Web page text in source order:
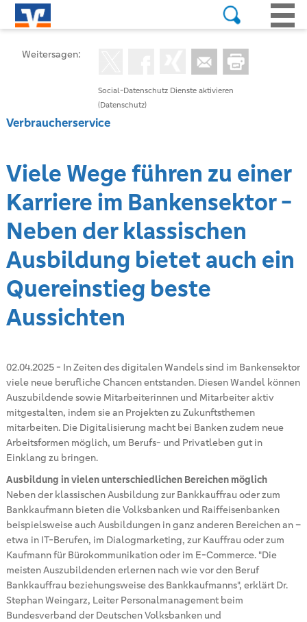
Social-Datenschutz Dienste aktivieren
(Datenschutz)
Weitersagen:
Verbraucherservice
Viele Wege führen zu einer
Karriere im Bankensektor -
Neben der klassischen
Ausbildung bietet auch ein
Quereinstieg beste
Aussichten
02.04.2025- In Zeiten des digitalen Wandels sind im Bankensektor
viele neue berufliche Chancen entstanden. Diesen Wandel können
Auszubildende sowie Mitarbeiterinnen und Mitarbeiter aktiv
mitgestalten, indem sie an Projekten zu Zukunftsthemen
mitarbeiten. Die Digitalisierung macht bei Banken zudem neue
Arbeitsformen möglich, um Berufs- und Privatleben gut in
Einklang zu bringen.
Ausbildung in vielen unterschiedlichen Bereichen möglich
Neben der klassischen Ausbildung zur Bankkauffrau oder zum
Bankkaufmann bieten die Volksbanken und Raiffeisenbanken
beispielsweise auch Ausbildungen in ganz anderen Bereichen an –
etwa in IT-Berufen, im Dialogmarketing, zur Kauffrau oder zum
Kaufmann für Bürokommunikation oder im E-Commerce. "Die
meisten Auszubildenden erlernen nach wie vor den Beruf
Bankkauffrau beziehungsweise des Bankkaufmanns", erklärt Dr.
Stephan Weingarz, Leiter Personalmanagement beim
Bundesverband der Deutschen Volksbanken und